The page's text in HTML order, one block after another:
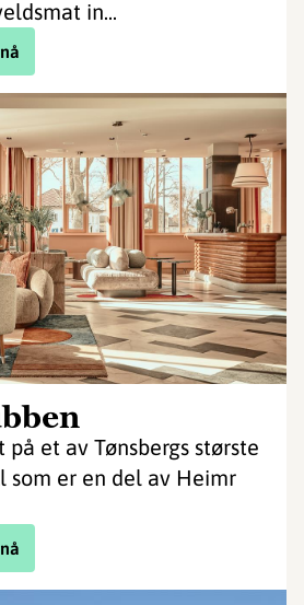
in...
et av Tønsbergs største
er en del av Heimr